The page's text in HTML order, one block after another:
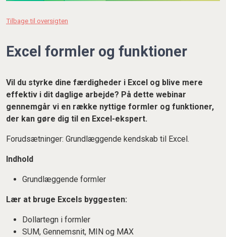
Tilbage til oversigten
Excel formler og funktioner
Vil du styrke dine færdigheder i Excel og blive mere
effektiv i dit daglige arbejde? På dette webinar
gennemgår vi en række nyttige formler og funktioner,
der kan gøre dig til en Excel-ekspert.
Forudsætninger: Grundlæggende kendskab til Excel.
Indhold
Grundlæggende formler
Lær at bruge Excels byggesten:
Dollartegn i formler
SUM, Gennemsnit, MIN og MAX